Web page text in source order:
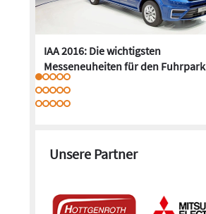
IAA 2016: Die wichtigsten
Messeneuheiten für den Fuhrpark
Unsere Partner